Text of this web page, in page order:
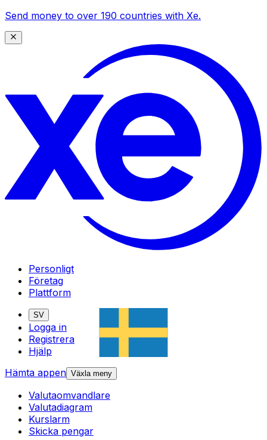
Send money to over 190 countries with Xe.
Personligt
Företag
Plattform
SV
Logga in
Registrera
Hjälp
Hämta appen Växla meny
Valutaomvandlare
Valutadiagram
Kurslarm
Skicka pengar